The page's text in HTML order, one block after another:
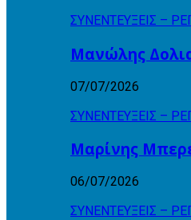
ΣΥΝΕΝΤΕΥΞΕΙΣ –
Μανώλης
07/07/2026
ΣΥΝΕΝΤΕΥΞΕΙΣ –
Μαρίνης
06/07/2026
ΣΥΝΕΝΤΕΥΞΕΙΣ –